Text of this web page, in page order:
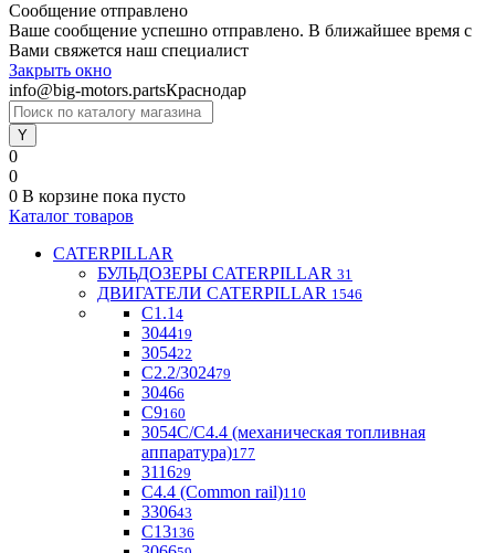
Сообщение отправлено
Ваше сообщение успешно отправлено. В ближайшее время с
Вами свяжется наш специалист
Закрыть окно
info@big-motors.partsКраснодар
0
0
0 В корзине пока пусто
Каталог товаров
CATERPILLAR
БУЛЬДОЗЕРЫ CATERPILLAR 31
ДВИГАТЕЛИ CATERPILLAR 1546
C1.1 4
304419
305422
С2.2/302479
30466
С9160
3054С/С4.4 (механическая топливная
аппаратура)177
311629
С4.4 (Common rail)110
330643
С13136